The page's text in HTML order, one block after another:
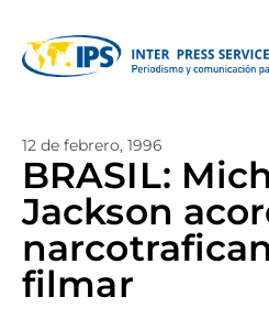
12 de febrero, 1996
BRASIL:
Jackson
filmar